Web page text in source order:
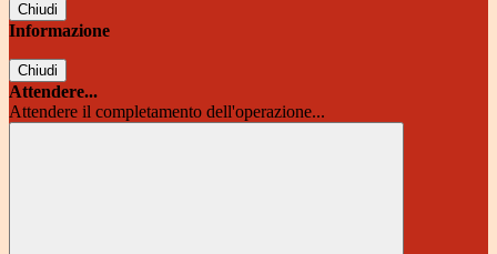
Chiudi
Informazione
Chiudi
Attendere...
Attendere il completamento dell'operazione...